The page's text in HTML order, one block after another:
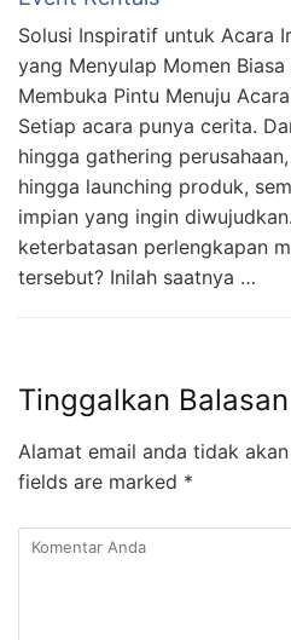
Solusi Inspiratif untuk Acara
yang Menyulap Momen
Membuka Pintu Menuju
Setiap acara punya cerita.
hingga gathering
hingga launching produk,
impian yang ingin
keterbatasan perlengkapan
tersebut? Inilah saatnya …
Tinggalkan Balasan
Alamat email anda tidak
fields are marked *